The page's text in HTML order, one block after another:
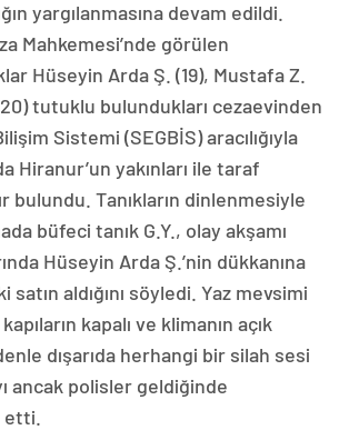
yargılanmasına devam edildi.
Mahkemesi’nde görülen
Hüseyin Arda Ş. (19), Mustafa Z.
tutuklu bulundukları cezaevinden
Sistemi (SEGBİS) aracılığıyla
Hiranur’un yakınları ile taraf
bulundu. Tanıkların dinlenmesiyle
büfeci tanık G.Y., olay akşamı
Hüseyin Arda Ş.’nin dükkanına
aldığını söyledi. Yaz mevsimi
kapalı ve klimanın açık
dışarıda herhangi bir silah sesi
ancak polisler geldiğinde